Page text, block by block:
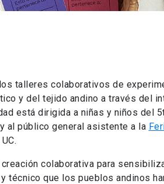
talleres colaborativos de
y del tejido andino a través del
está dirigida a niñas y niños del
al público general asistente a la
colaborativa para
que los pueblos andinos